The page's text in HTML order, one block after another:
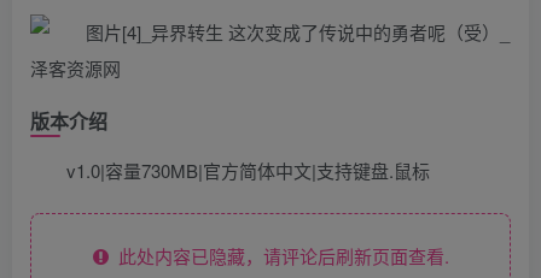
版本介绍
v1.0|容量730MB|官方简体中文|支持键盘.鼠标
此处内容已隐藏，请评论后刷新页面查看.